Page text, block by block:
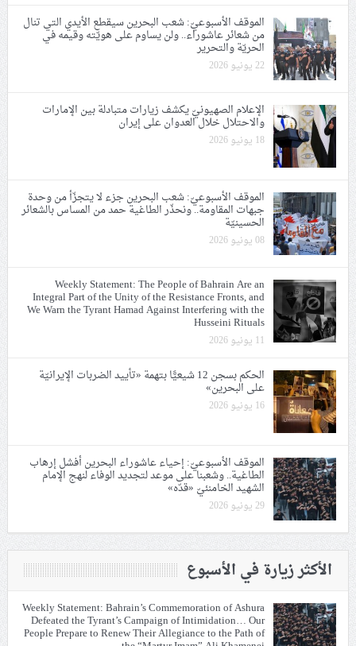
الموقف الأسبوعيّ: شعب البحرين سيقطع الأيدي التي تنال
من شعائر عاشوراء.. ولن يساوم على هويّته وقيمه في
الحريّة والتحرير
22 يونيو 2026
الإعلام الصهيونيّ يكشف زيارات متبادلة بين الإمارات
والاحتلال خلال العدوان على إيران
18 يونيو 2026
الموقف الأسبوعيّ: شعب البحرين جزء لا يتجزّأ من وحدة
جبهات المقاومة.. ونحذّر الطاغية حمد من المساس بالشعائر
الحسينيّة
08 يونيو 2026
Weekly Statement: The People of Bahrain Are an
Integral Part of the Unity of the Resistance Fronts, and
We Warn the Tyrant Hamad Against Interfering with the
Husseini Rituals
11 يونيو 2026
الحكم بسجن 12 شيعيًّا بتهمة «تأييد الضربات الإيرانيّة
على البحرين»
16 يونيو 2026
الموقف الأسبوعيّ: إحياء عاشوراء البحرين أفشل إرهاب
الطاغية.. وشعبنا على موعد لتجديد الوفاء لنهج الإمام
الشهيد الخامنئيّ «قدّه»
29 يونيو 2026
الأكثر زيارة في الأسبوع
Weekly Statement: Bahrain’s Commemoration of Ashura
Defeated the Tyrant’s Campaign of Intimidation… Our
People Prepare to Renew Their Allegiance to the Path of